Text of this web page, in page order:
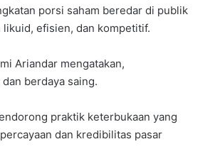
porsi saham beredar di publik
efisien, dan kompetitif.
Ariandar mengatakan,
berdaya saing.
praktik keterbukaan yang
dan kredibilitas pasar